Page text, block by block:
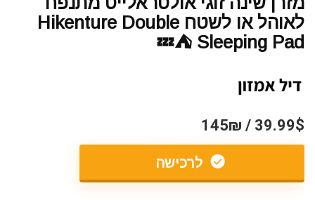
לאוהל או לשטח Hikenture Double
Sleeping Pad ⛺💤
39.99$ / 145₪
לרכישה